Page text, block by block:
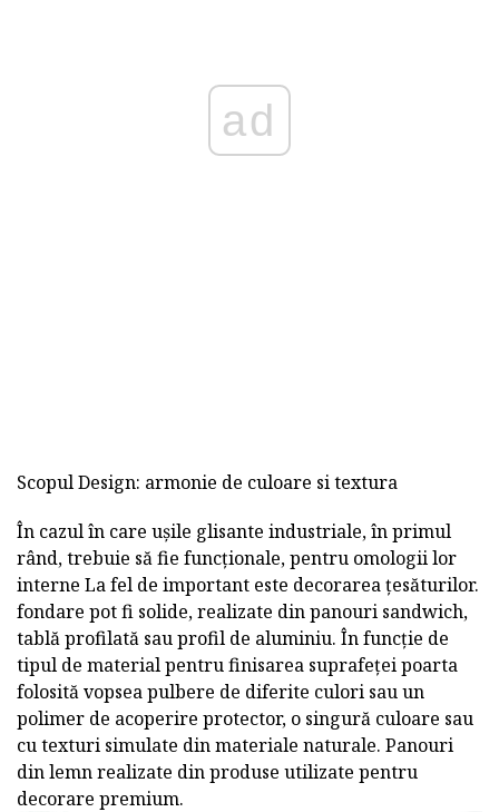
ad
Scopul Design: armonie de culoare si textura
În cazul în care ușile glisante industriale,în primul
rând, trebuie să fie funcționale, pentru omologii lor
interne La fel de important este decorarea țesăturilor.
fondare pot fi solide, realizate din panouri sandwich,
tablă profilată sau profil de aluminiu. În funcție de
tipul de material pentru finisarea suprafeței poarta
folosită vopsea pulbere de diferite culori sau un
polimer de acoperire protector, o singură culoare sau
cu texturi simulate din materiale naturale. Panouri
din lemn realizate din produse utilizate pentru
decorare premium.